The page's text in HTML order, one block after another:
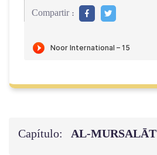
Compartir :
Capítulo: AL‑MURSALĀT